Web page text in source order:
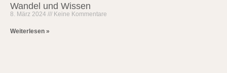
Wandel und Wissen
8. März 2024 Keine Kommentare
Weiterlesen »